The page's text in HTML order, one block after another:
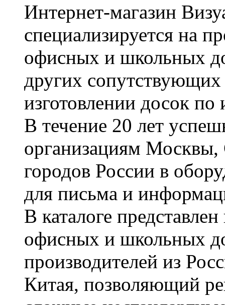
Интернет-магазин
специализируется на
офисных и школьных
других сопутствующих
изготовлении досок по
В течение 20 лет
организациям Москвы,
городов России в
для письма и
В каталоге
офисных и школьных
производителей из
Китая, позволяющий